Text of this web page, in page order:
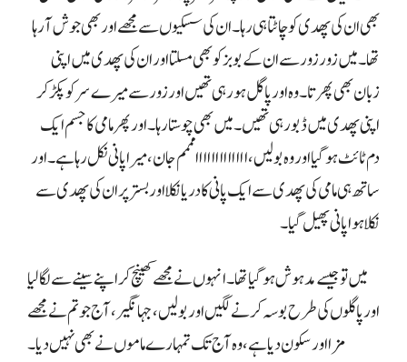
بھی ان کی پھدی کو چاٹتا ہی رہا۔ ان کی سسکیوں سے مجھے اور بھی جوش آ رہا
تھا۔ میں زور زور سے ان کے بوبز کو بھی مسلتا اور ان کی پھدی میں اپنی
زبان بھی پھرتا۔ وہ اور پاگل ہو رہی تھیں اور زور سے میرے سر کو پکڑ کر
اپنی پھدی میں ڈبو رہی تھیں۔ میں بھی چوستا رہا۔ اور پھر مامی کا جسم ایک
دم ٹائٹ ہو گیا اور وہ بولیں، ااااااااااااامممم جان، میرا پانی نکل رہا ہے۔ اور
ساتھ ہی مامی کی پھدی سے ایک پانی کا دریا نکلا اور بستر پر ان کی پھدی سے
نکلا ہوا پانی پھیل گیا۔
میں تو جیسے مدہوش ہو گیا تھا۔ انہوں نے مجھے کھینچ کر اپنے سینے سے لگا لیا
اور پاگلوں کی طرح بوسہ کرنے لگیں اور بولیں، جہانگیر، آج جو تم نے مجھے
مزا اور سکون دیا ہے، وہ آج تک تمہارے ماموں نے بھی نہیں دیا۔